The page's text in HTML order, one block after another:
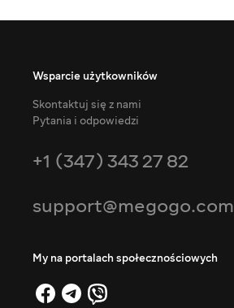
Wsparcie użytkowników
Skontaktuj się z nami
Pytania i odpowiedzi
+1 (347) 343 27 82
support@megogo.com
My na portalach społecznościowych